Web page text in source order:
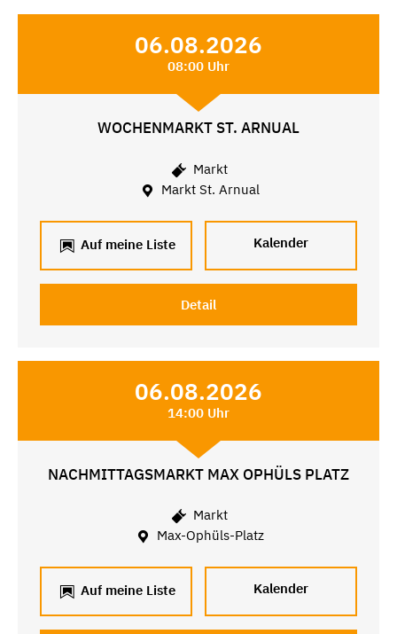
06.08.2026
08:00 Uhr
WOCHENMARKT ST. ARNUAL
Markt
Markt St. Arnual
Auf meine Liste Kalender
Detail
06.08.2026
14:00 Uhr
NACHMITTAGSMARKT MAX OPHÜLS PLATZ
Markt
Max-Ophüls-Platz
Auf meine Liste Kalender